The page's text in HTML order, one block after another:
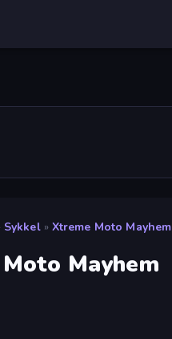
Sykkel » Xtreme Moto Mayhem
Mayhem